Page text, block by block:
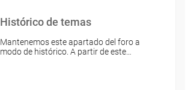
Histórico de temas
Mantenemos este apartado del foro a
modo de histórico. A partir de este…